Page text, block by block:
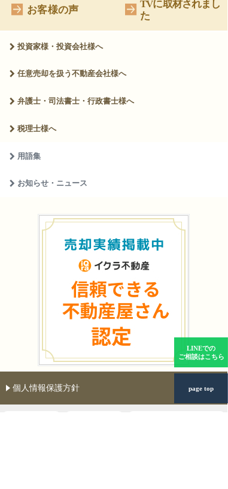
お客様の声
TVに取材されまし
た
投資家様・投資会社様へ
任意売却を扱う不動産会社様へ
弁護士・司法書士・行政書士様へ
税理士様へ
用語集
お知らせ・ニュース
個人情報保護方針
LINEでの
ご相談はこちら
page top